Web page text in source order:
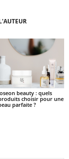
beauty : quels
choisir pour une
parfaite ?